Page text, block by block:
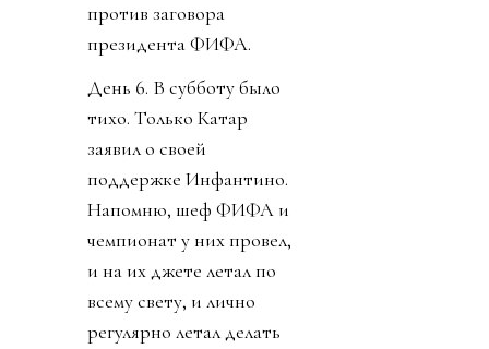
против заговора
президента ФИФА.
День 6. В субботу было
тихо. Только Катар
заявил о своей
поддержке Инфантино.
Напомню, шеф ФИФА и
чемпионат у них провел,
и на их джете летал по
всему свету, и лично
регулярно летал делать